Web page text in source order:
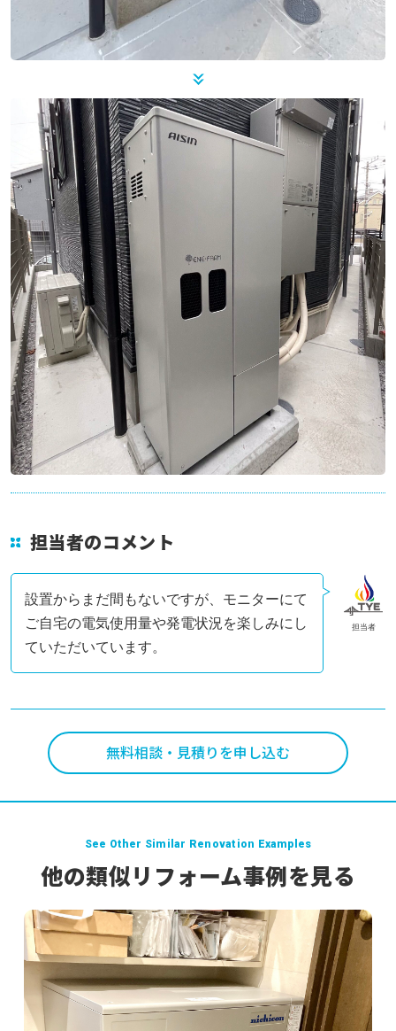
担当者のコメント
担当者
設置からまだ間もないですが、モニターにて
ご自宅の電気使用量や発電状況を楽しみにし
ていただいています。
無料相談・見積りを申し込む
See Other Similar Renovation Examples
他の類似リフォーム事例を見る